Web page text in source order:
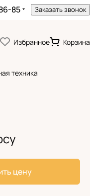
85 Заказать звонок
Избранное Корзина
техника
цену